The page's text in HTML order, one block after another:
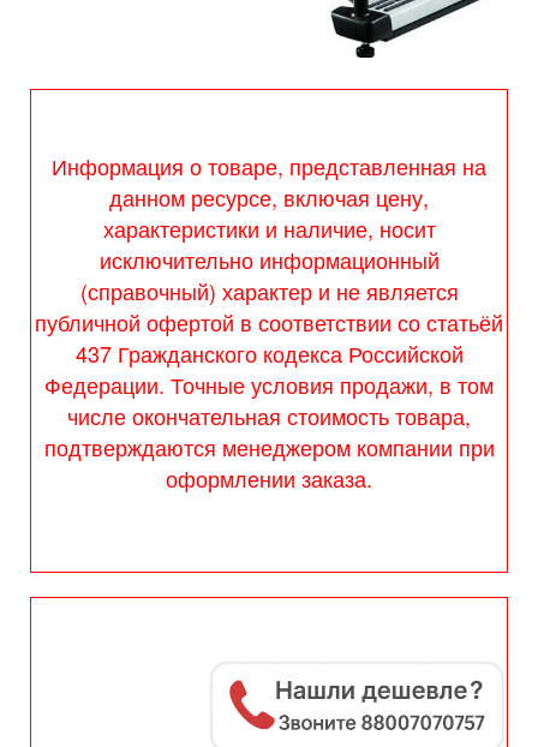
Информация о товаре, представленная на
данном ресурсе, включая цену,
характеристики и наличие, носит
исключительно информационный
(справочный) характер и не является
публичной офертой в соответствии со статьёй
437 Гражданского кодекса Российской
Федерации. Точные условия продажи, в том
числе окончательная стоимость товара,
подтверждаются менеджером компании при
оформлении заказа.